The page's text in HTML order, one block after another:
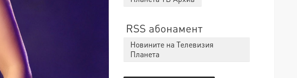
RSS абонамент
Новините на Телевизия
Планета